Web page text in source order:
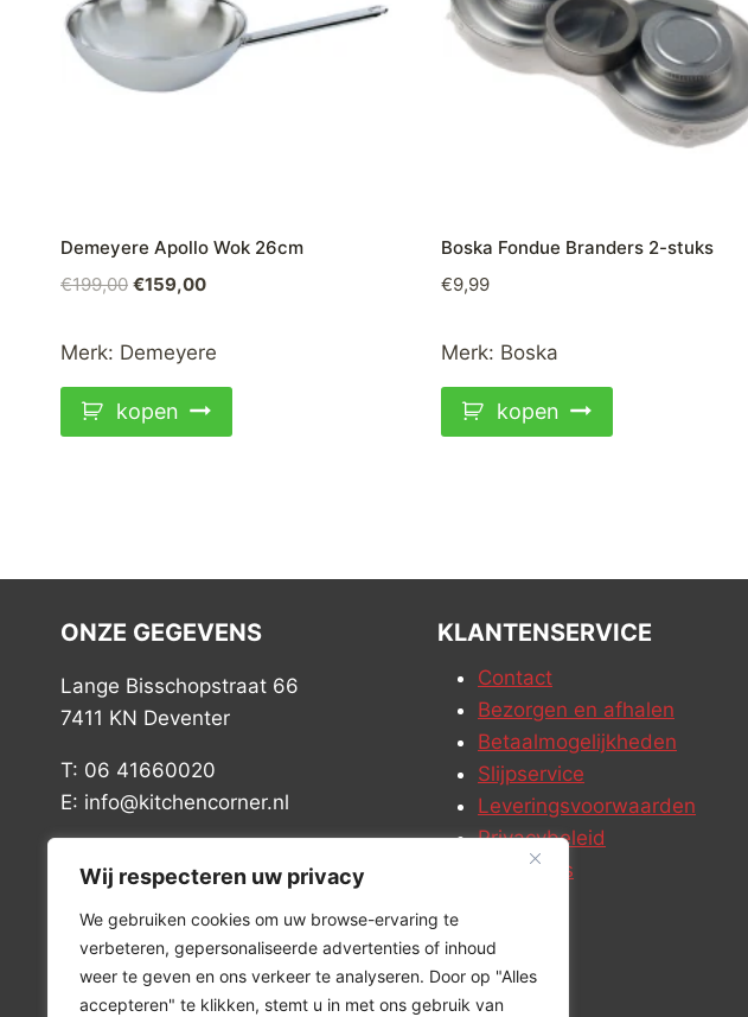
Wij respecteren uw privacy
We gebruiken cookies om uw browse-ervaring te
verbeteren, gepersonaliseerde advertenties of inhoud
weer te geven en ons verkeer te analyseren. Door op "Alles
accepteren" te klikken, stemt u in met ons gebruik van
Demeyere Apollo Wok 26cm
€199,00 Oorspronkelijke
€199,00.
€159,00Huidige
Merk: Demeyere
kopen
Boska Fondue Branders 2-stuks
€9,99
Merk: Boska
kopen
ONZE GEGEVENS
Lange Bisschopstraat 66
7411 KN Deventer
T: 06 41660020
E: info@kitchencorner.nl
BTW: NL868888989B01
KLANTENSERVICE
Contact
Bezorgen en afhalen
Betaalmogelijkheden
Slijpservice
Leveringsvoorwaarden
Privacybeleid
Vacatures